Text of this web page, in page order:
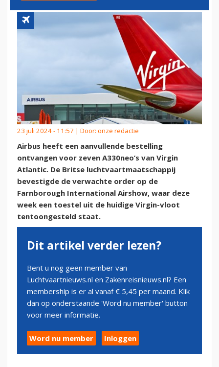
23 juli 2024 - 11:57 | Door: onze redactie
Airbus heeft een aanvullende bestelling
ontvangen voor zeven A330neo’s van Virgin
Atlantic. De Britse luchtvaartmaatschappij
bevestigde de verwachte order op de
Farnborough International Airshow, waar deze
week een toestel uit de huidige Virgin-vloot
tentoongesteld staat.
Dit artikel verder lezen?
Bent u nog geen member van
Luchtvaartnieuws.nl en Zakenreisnieuws.nl? Een
membership is er al vanaf € 5,45 per maand. Klik
dan op onderstaande 'Word nu member' button
voor meer informatie.
Word nu member Inloggen